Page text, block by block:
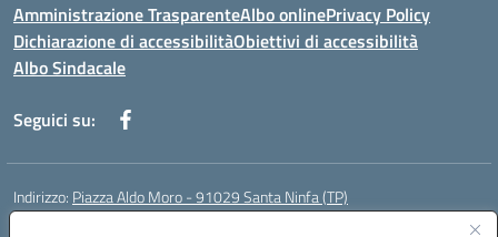
Amministrazione TrasparenteAlbo onlinePrivacy Policy
Dichiarazione di accessibilitàObiettivi di accessibilità
Albo Sindacale
Seguici su:
Indirizzo: Piazza Aldo Moro - 91029 Santa Ninfa (TP)
Centralino: